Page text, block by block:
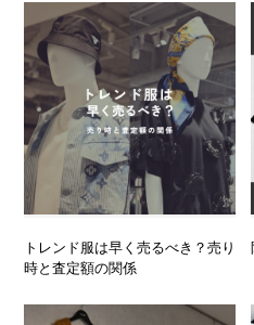
トレンド服は早く売るべき？売り
時と査定額の関係